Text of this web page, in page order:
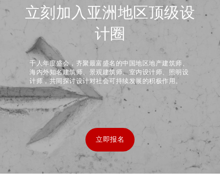
立刻加入亚洲地区顶级设
计圈
千人年度盛会，齐聚最富盛名的中国地区地产建筑师、
海内外知名建筑师、景观建筑师、室内设计师、照明设
计师，共同探讨设计对社会可持续发展的积极作用。
立即报名